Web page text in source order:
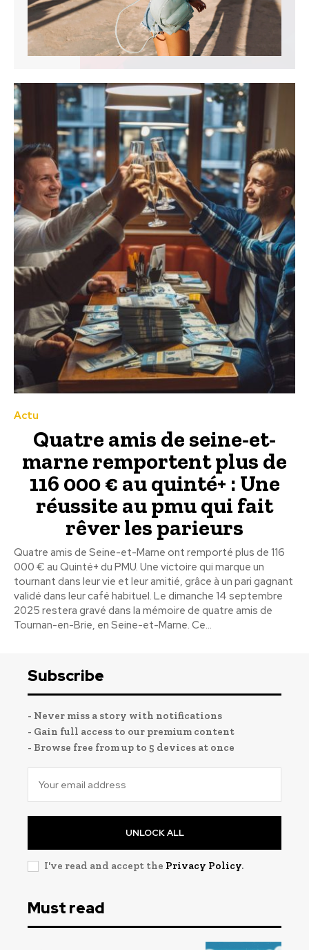
Actu
Quatre amis de seine-et-
marne remportent plus de
116 000 € au quinté+ : Une
réussite au pmu qui fait
rêver les parieurs
Quatre amis de Seine-et-Marne ont remporté plus de 116
000 € au Quinté+ du PMU. Une victoire qui marque un
tournant dans leur vie et leur amitié, grâce à un pari gagnant
validé dans leur café habituel. Le dimanche 14 septembre
2025 restera gravé dans la mémoire de quatre amis de
Tournan-en-Brie, en Seine-et-Marne. Ce...
Subscribe
- Never miss a story with notifications
- Gain full access to our premium content
- Browse free from up to 5 devices at once
UNLOCK ALL
I've read and accept the Privacy Policy.
Must read